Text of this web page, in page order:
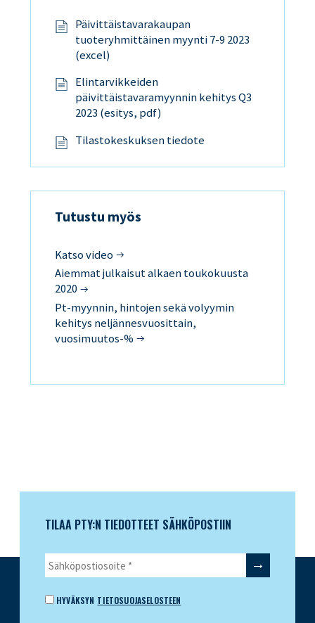
Päivittäistavarakaupan
tuoteryhmittäinen myynti 7-9 2023
(excel)
Elintarvikkeiden
päivittäistavaramyynnin kehitys Q3
2023 (esitys, pdf)
Tilastokeskuksen tiedote
Tutustu myös
Katso video
Aiemmat julkaisut alkaen toukokuusta
2020
Pt-myynnin, hintojen sekä volyymin
kehitys neljännesvuosittain,
vuosimuutos-%
TILAA PTY:N TIEDOTTEET SÄHKÖPOSTIIN
HYVÄKSYN TIETOSUOJASELOSTEEN